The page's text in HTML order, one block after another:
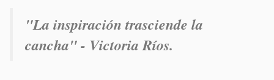
"La inspiración trasciende la
cancha" - Victoria Ríos.